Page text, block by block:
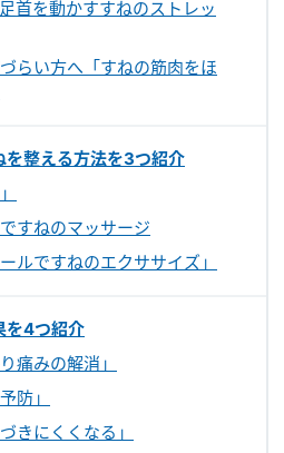
首を動かすすねのストレッ
らい方へ「すねの筋肉をほ
を整える方法を3つ紹介
すねのマッサージ
ルですねのエクササイズ」
を4つ紹介
痛みの解消」
防」
きにくくなる」